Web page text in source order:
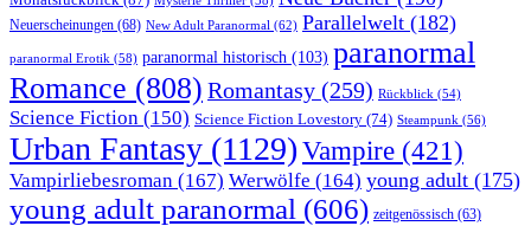
Neuerscheinungen (68) New Adult Paranormal (62) Parallelwelt (182)
paranormal Erotik (58) paranormal historisch (103) paranormal
Romance (808) Romantasy (259) Rückblick (54)
Science Fiction (150) Science Fiction Lovestory (74) Steampunk (56)
Urban Fantasy (1129) Vampire (421)
Vampirliebesroman (167) Werwölfe (164) young adult (175)
young adult paranormal (606) zeitgenössisch (63)